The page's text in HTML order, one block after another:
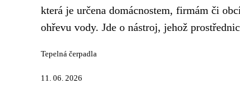
která je určena domácnostem, firmám či
ohřevu vody. Jde o nástroj, jehož
Tepelná čerpadla
11. 06. 2026